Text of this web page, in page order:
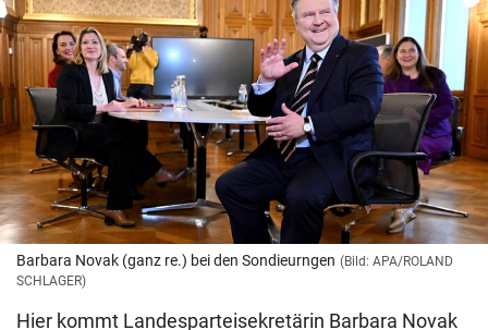
Barbara Novak (ganz re.) bei den Sondieurngen (Bild: APA/ROLAND
SCHLAGER)
Hier kommt Landesparteisekretärin Barbara Novak